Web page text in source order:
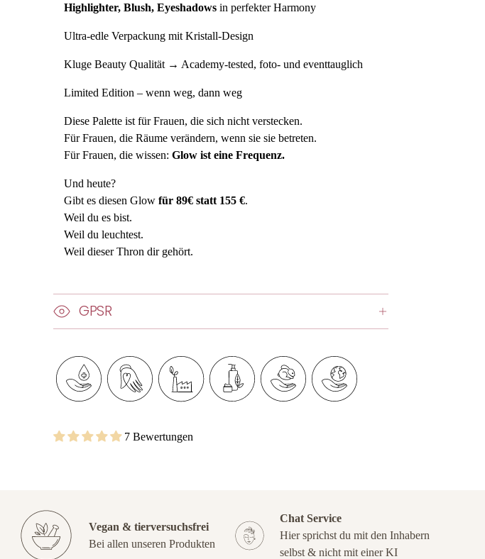
Highlighter, Blush, Eyeshadows in perfekter Harmony
Ultra-edle Verpackung mit Kristall-Design
Kluge Beauty Qualität → Academy-tested, foto- und eventtauglich
Limited Edition – wenn weg, dann weg
Diese Palette ist für Frauen, die sich nicht verstecken.
Für Frauen, die Räume verändern, wenn sie sie betreten.
Für Frauen, die wissen: Glow ist eine Frequenz.
Und heute?
Gibt es diesen Glow für 89€ statt 155 €.
Weil du es bist.
Weil du leuchtest.
Weil dieser Thron dir gehört.
GPSR
7 Bewertungen
Vegan & tierversuchsfrei
Bei allen unseren Produkten
Chat Service
Hier sprichst du mit den Inhabern
selbst & nicht mit einer KI